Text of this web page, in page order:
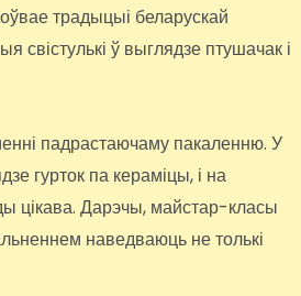
традыцыі беларускай
свістулькі ў выглядзе птушачак і
падрастаючаму пакаленню. У
гурток па кераміцы, і на
цікава. Дарэчы, майстар-класы
наведваюць не толькі